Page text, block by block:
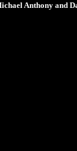
Anthony and